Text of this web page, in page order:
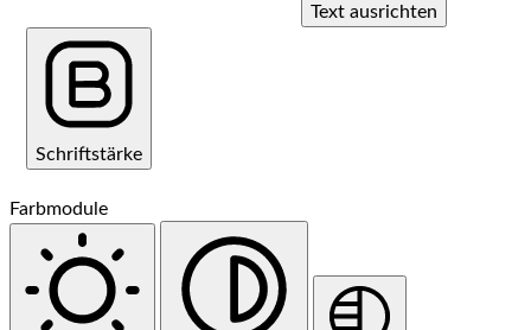
Text ausrichten
Schriftstärke
Farbmodule